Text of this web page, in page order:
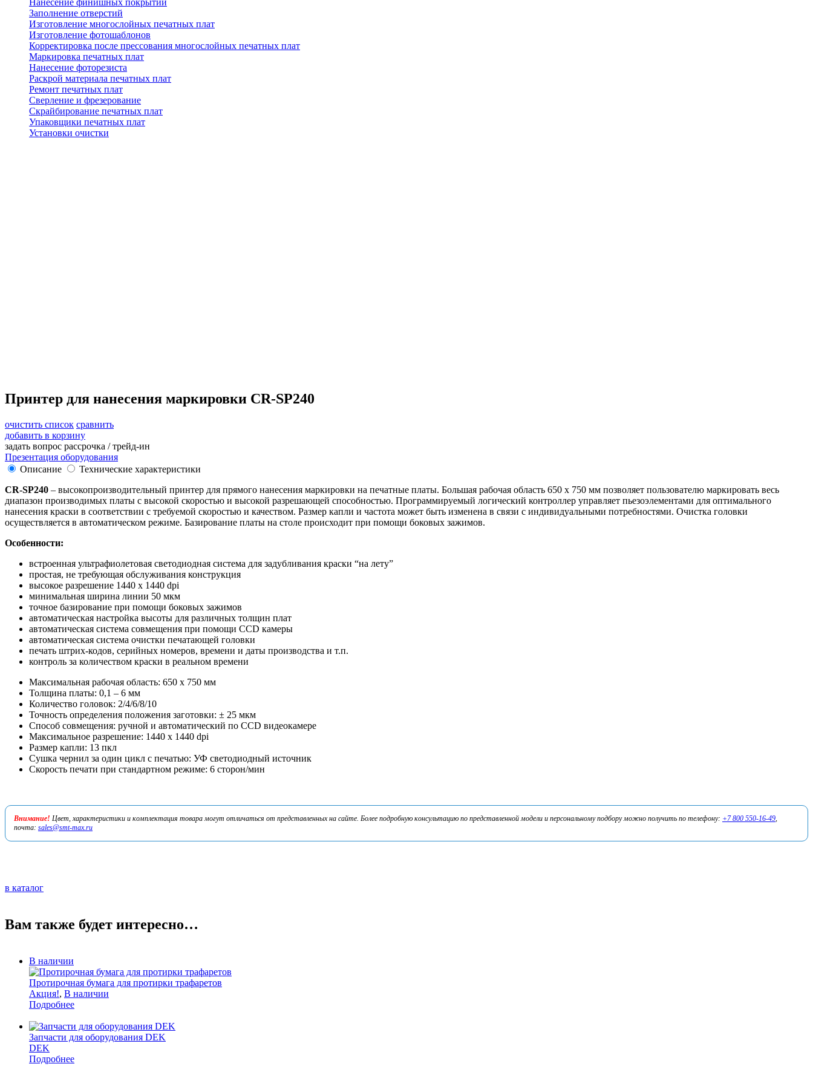
Нанесение финишных покрытий
Заполнение отверстий
Изготовление многослойных печатных плат
Изготовление фотошаблонов
Корректировка после прессования многослойных печатных плат
Маркировка печатных плат
Нанесение фоторезиста
Раскрой материала печатных плат
Ремонт печатных плат
Сверление и фрезерование
Скрайбирование печатных плат
Упаковщики печатных плат
Установки очистки
Принтер для нанесения маркировки CR-SP240
очистить список сравнить
добавить в корзину
задать вопрос рассрочка / трейд-ин
Презентация оборудования
Описание
Технические характеристики
CR-SP240 – высокопроизводительный принтер для прямого нанесения маркировки на печатные платы. Большая рабочая область 650 х 750 мм позволяет пользователю маркировать весь
диапазон производимых платы с высокой скоростью и высокой разрешающей способностью. Программируемый логический контроллер управляет пьезоэлементами для оптимального
нанесения краски в соответствии с требуемой скоростью и качеством. Размер капли и частота может быть изменена в связи с индивидуальными потребностями. Очистка головки
осуществляется в автоматическом режиме. Базирование платы на столе происходит при помощи боковых зажимов.
Особенности:
встроенная ультрафиолетовая светодиодная система для задубливания краски “на лету”
простая, не требующая обслуживания конструкция
высокое разрешение 1440 х 1440 dpi
минимальная ширина линии 50 мкм
точное базирование при помощи боковых зажимов
автоматическая настройка высоты для различных толщин плат
автоматическая система совмещения при помощи CCD камеры
автоматическая система очистки печатающей головки
печать штрих-кодов, серийных номеров, времени и даты производства и т.п.
контроль за количеством краски в реальном времени
Максимальная рабочая область: 650 х 750 мм
Толщина платы: 0,1 – 6 мм
Количество головок: 2/4/6/8/10
Точность определения положения заготовки: ± 25 мкм
Способ совмещения: ручной и автоматический по CCD видеокамере
Максимальное разрешение: 1440 х 1440 dpi
Размер капли: 13 пкл
Сушка чернил за один цикл с печатью: УФ светодиодный источник
Скорость печати при стандартном режиме: 6 сторон/мин
Внимание! Цвет, характеристики и комплектация товара могут отличаться от представленных на сайте. Более подробную консультацию по представленной модели и персональному подбору можно получить по телефону: +7 800 550-16-49,
почта: sales@smt-max.ru
в каталог
Вам также будет интересно…
В наличии
Протирочная бумага для протирки трафаретов
Акция!, В наличии
Подробнее
Запчасти для оборудования DEK
DEK
Подробнее